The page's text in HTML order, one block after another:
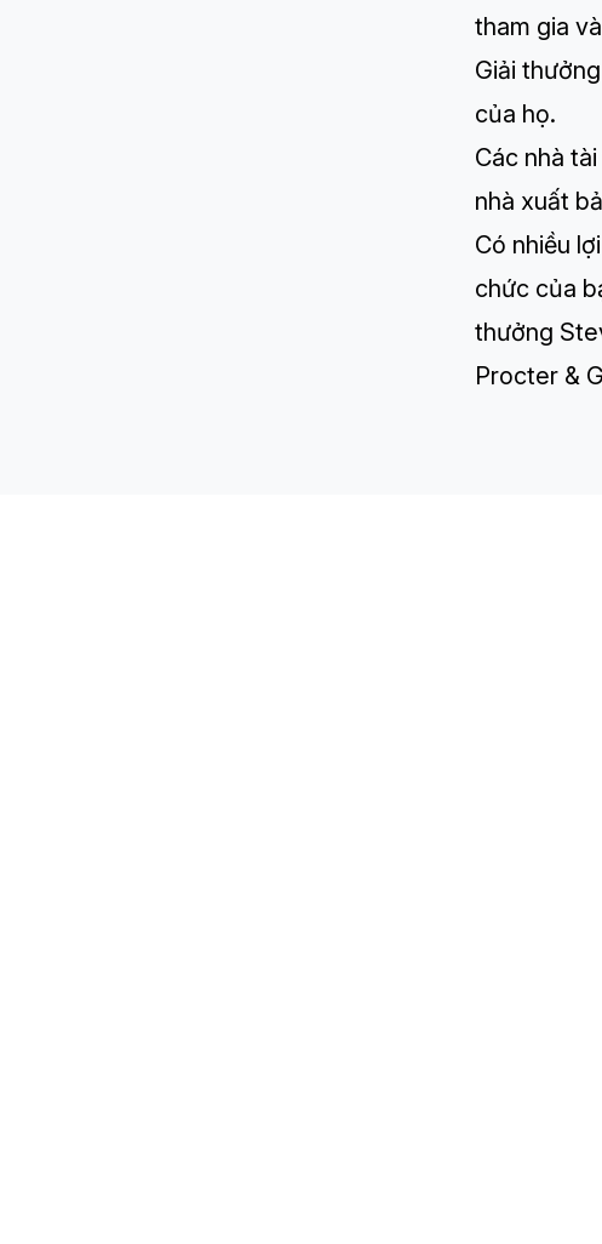
tham gia
Giải
của họ.
Các nhà
nhà xuất
Có nhiều
chức của
thưởng
Procter &